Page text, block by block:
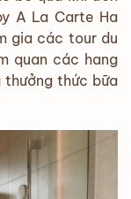
A La Carte Ha
gia các tour du
quan các hang
thức bữa